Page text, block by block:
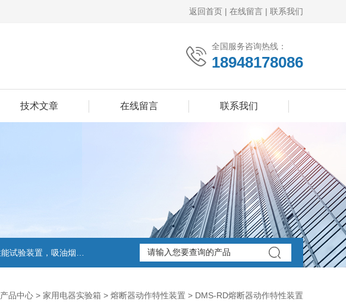
返回首页 | 在线留言 | 联系我们
全国服务咨询热线：
18948178086
技术文章 在线留言 联系我们
燃烧试验机,电池洗涤试验机,电池挤压试验机
产品中心 > 家用电器实验箱 > 熔断器动作特性装置 > DMS-RD熔断器动作特性装置